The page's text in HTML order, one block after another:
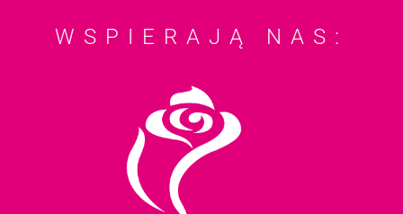
WSPIERAJĄ NAS: